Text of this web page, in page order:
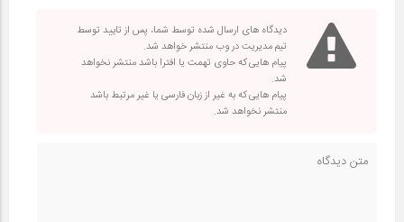
دیدگاه های ارسال شده توسط شما، پس از تایید توسط
تیم مدیریت در وب منتشر خواهد شد.
پیام هایی که حاوی تهمت یا افترا باشد منتشر نخواهد
شد.
پیام هایی که به غیر از زبان فارسی یا غیر مرتبط باشد
منتشر نخواهد شد.